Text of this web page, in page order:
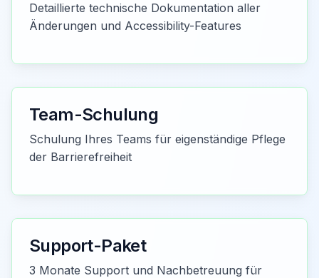
Detaillierte technische Dokumentation aller
Änderungen und Accessibility-Features
Team-Schulung
Schulung Ihres Teams für eigenständige Pflege
der Barrierefreiheit
Support-Paket
3 Monate Support und Nachbetreuung für